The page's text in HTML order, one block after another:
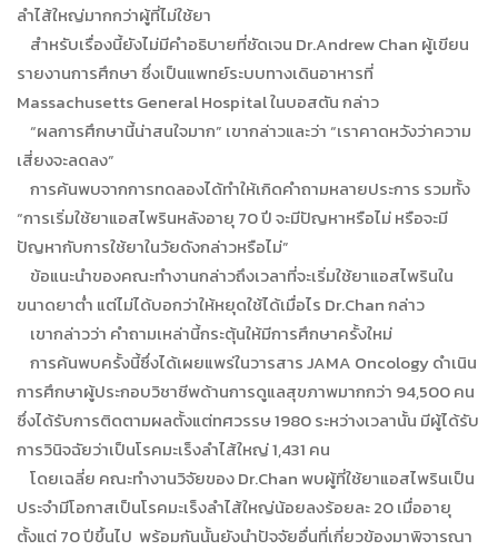
ลำไส้ใหญ่มากกว่าผู้ที่ไม่ใช้ยา
สำหรับเรื่องนี้ยังไม่มีคำอธิบายที่ชัดเจน Dr.Andrew Chan ผู้เขียน
รายงานการศึกษา ซึ่งเป็นแพทย์ระบบทางเดินอาหารที่
Massachusetts General Hospital ในบอสตัน กล่าว
“ผลการศึกษานี้น่าสนใจมาก” เขากล่าวและว่า “เราคาดหวังว่าความ
เสี่ยงจะลดลง”
การค้นพบจากการทดลองได้ทำให้เกิดคำถามหลายประการ รวมทั้ง
“การเริ่มใช้ยาแอสไพรินหลังอายุ 70 ปี จะมีปัญหาหรือไม่ หรือจะมี
ปัญหากับการใช้ยาในวัยดังกล่าวหรือไม่”
ข้อแนะนำของคณะทำงานกล่าวถึงเวลาที่จะเริ่มใช้ยาแอสไพรินใน
ขนาดยาต่ำ แต่ไม่ได้บอกว่าให้หยุดใช้ได้เมื่อไร Dr.Chan กล่าว
เขากล่าวว่า คำถามเหล่านี้กระตุ้นให้มีการศึกษาครั้งใหม่
การค้นพบครั้งนี้ซึ่งได้เผยแพร่ในวารสาร JAMA Oncology ดำเนิน
การศึกษาผู้ประกอบวิชาชีพด้านการดูแลสุขภาพมากกว่า 94,500 คน
ซึ่งได้รับการติดตามผลตั้งแต่ทศวรรษ 1980 ระหว่างเวลานั้น มีผู้ได้รับ
การวินิจฉัยว่าเป็นโรคมะเร็งลำไส้ใหญ่ 1,431 คน
โดยเฉลี่ย คณะทำงานวิจัยของ Dr.Chan พบผู้ที่ใช้ยาแอสไพรินเป็น
ประจำมีโอกาสเป็นโรคมะเร็งลำไส้ใหญ่น้อยลงร้อยละ 20 เมื่ออายุ
ตั้งแต่ 70 ปีขึ้นไป พร้อมกันนั้นยังนำปัจจัยอื่นที่เกี่ยวข้องมาพิจารณา